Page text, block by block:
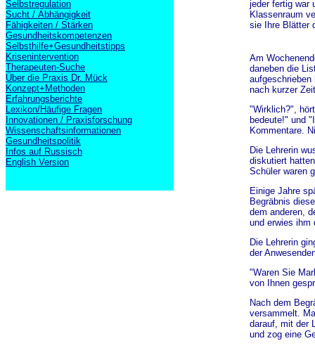
Selbstregulation
Sucht / Abhängigkeit
Fähigkeiten / Stärken
Gesundheitskompetenzen
Selbsthilfe+Gesundheitstipps
Krisenintervention
Therapeuten-Suche
Über die Praxis Dr. Mück
Konzept+Methoden
Erfahrungsberichte
Lexikon/Häufige Fragen
Innovationen / Praxisforschung
Wissenschaftsinformationen
Gesundheitspolitik
Infos auf Russisch
English Version
jeder fertig war
Klassenraum
sie Ihre Blätter
Am
daneben die
nach kurzer
"Wirklich?",
bedeute!" und
Kommentare.
Die Lehrerin
diskutiert
Schüler waren
Einige Jahre
Begräbnis
dem anderen,
und erwies ihm
Die Lehrerin
der
"Waren Sie
von Ihnen
Nach dem
versammelt.
darauf, mit der
und zog eine